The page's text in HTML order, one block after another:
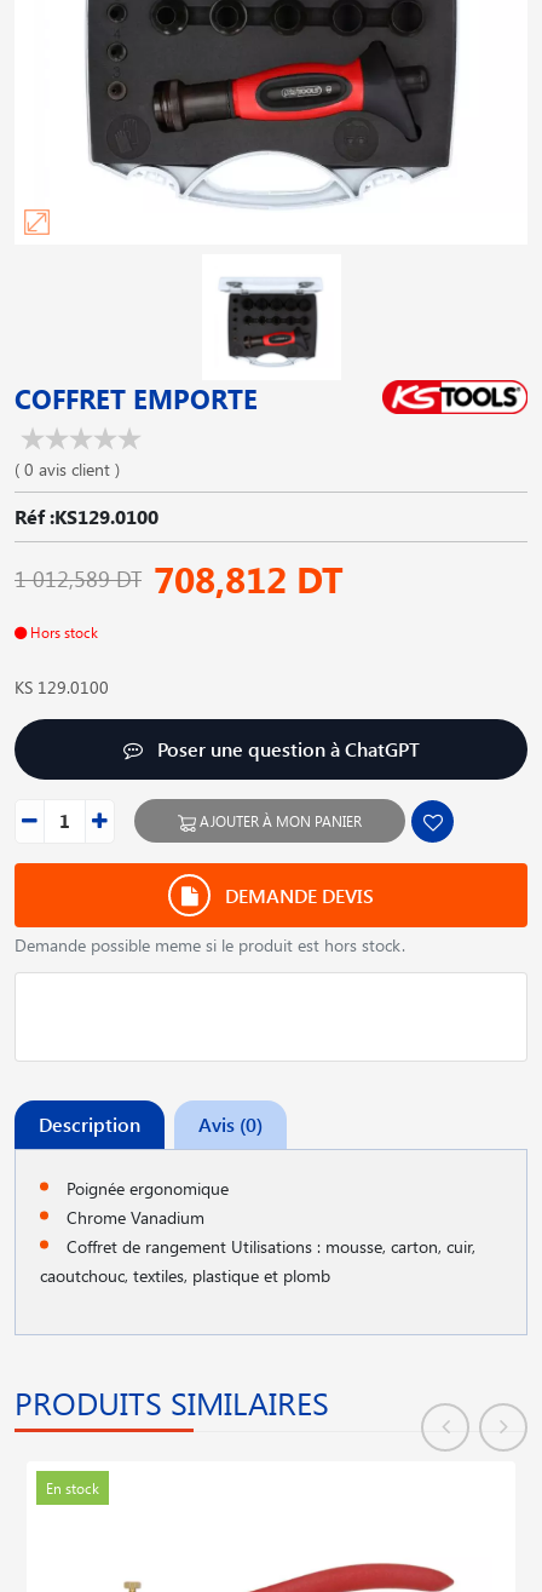
COFFRET EMPORTE
( 0 avis client )
Réf :KS129.0100
1 012,589 DT 708,812 DT
Hors stock
KS 129.0100
Poser une question à ChatGPT
AJOUTER À MON PANIER
DEMANDE DEVIS
Demande possible meme si le produit est hors stock.
Description Avis (0)
Poignée ergonomique
Chrome Vanadium
Coffret de rangement Utilisations : mousse, carton, cuir,
caoutchouc, textiles, plastique et plomb
PRODUITS SIMILAIRES
En stock